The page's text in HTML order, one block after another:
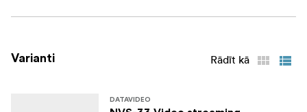
samazināšana
citās tiešraides platformās līdz 30 Mb/s ar rindpārlēces
Varianti Rādīt kā
DATAVIDEO